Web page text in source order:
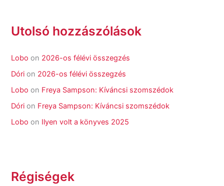
Utolsó hozzászólások
Lobo on 2026-os félévi összegzés
Dóri on 2026-os félévi összegzés
Lobo on Freya Sampson: Kíváncsi szomszédok
Dóri on Freya Sampson: Kíváncsi szomszédok
Lobo on Ilyen volt a könyves 2025
Régiségek